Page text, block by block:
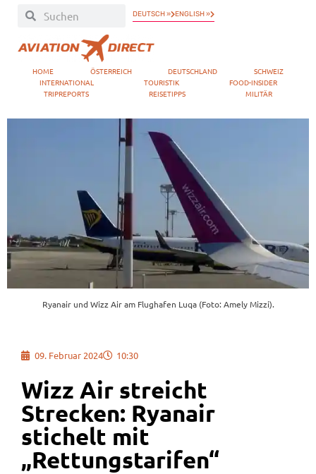
DEUTSCH » ENGLISH »
HOME ÖSTERREICH DEUTSCHLAND
SCHWEIZ
INTERNATIONAL
TOURISTIK
FOOD-INSIDER
TRIPREPORTS
REISETIPPS MILITÄR
Ryanair und Wizz Air am Flughafen Luqa (Foto: Amely Mizzi).
09. Februar 2024 10:30
Wizz Air streicht
Strecken: Ryanair
stichelt mit
„Rettungstarifen“